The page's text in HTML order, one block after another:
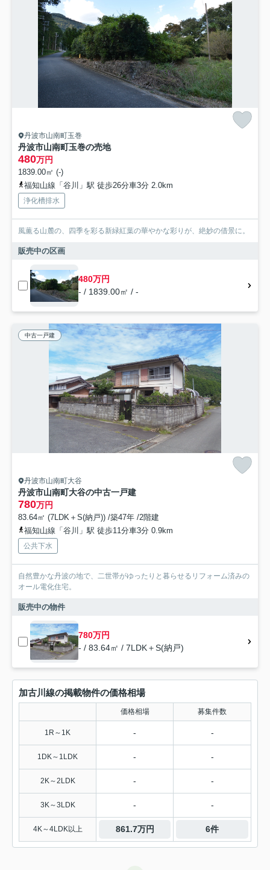
丹波市山南町玉巻
丹波市山南町玉巻の売地
480万円
1839.00㎡ (-)
福知山線「谷川」駅 徒歩26分車3分 2.0km
浄化槽排水
風薫る山麓の、四季を彩る新緑紅葉の華やかな彩りが、絶妙の借景に。
販売中の区画
480万円
- / 1839.00㎡ / -
中古一戸建
丹波市山南町大谷
丹波市山南町大谷の中古一戸建
780万円
83.64㎡ (7LDK＋S(納戸)) /築47年 /2階建
福知山線「谷川」駅 徒歩11分車3分 0.9km
公共下水
自然豊かな丹波の地で、二世帯がゆったりと暮らせるリフォーム済みの
オール電化住宅。
販売中の物件
780万円
- / 83.64㎡ / 7LDK＋S(納戸)
加古川線の掲載物件の価格相場
価格相場 募集件数
1R～1K - -
1DK～1LDK - -
2K～2LDK - -
3K～3LDK - -
4K～4LDK以上 861.7万円 6件